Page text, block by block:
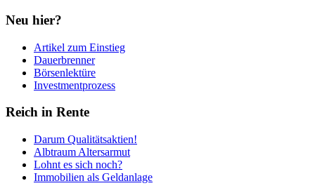
Neu hier?
Artikel zum Einstieg
Dauerbrenner
Börsenlektüre
Investmentprozess
Reich in Rente
Darum Qualitätsaktien!
Albtraum Altersarmut
Lohnt es sich noch?
Immobilien als Geldanlage